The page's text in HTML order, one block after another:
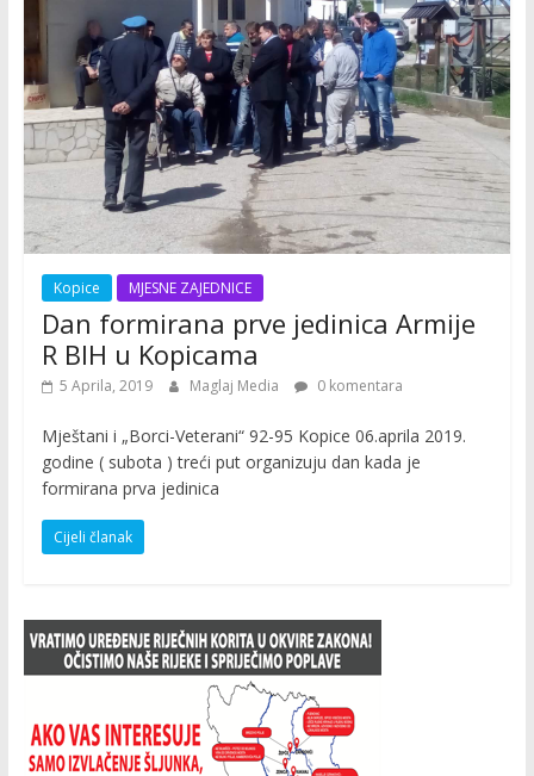
Kopice MJESNE ZAJEDNICE
Dan formirana prve jedinica Armije
R BIH u Kopicama
5 Aprila, 2019 Maglaj Media 0 komentara
Mještani i „Borci-Veterani“ 92-95 Kopice 06.aprila 2019.
godine ( subota ) treći put organizuju dan kada je
formirana prva jedinica
Cijeli članak